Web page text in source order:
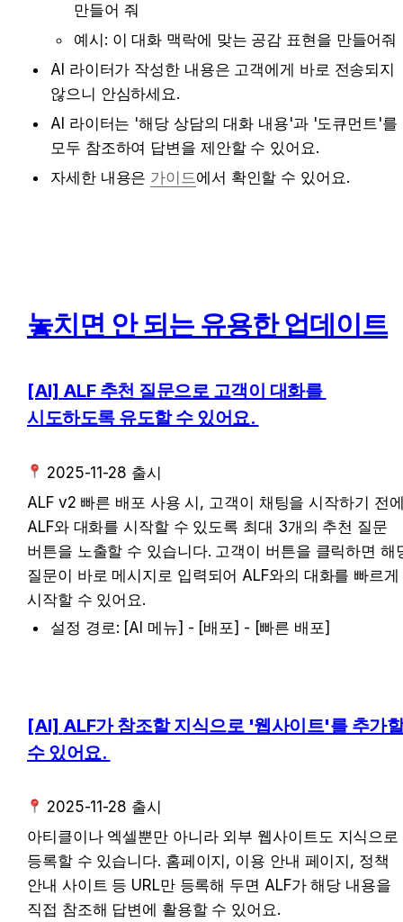
만들어 줘
예시: 이 대화 맥락에 맞는 공감 표현을 만들어
AI 라이터가 작성한 내용은 고객에게 바로 전송되지
않으니 안심하세요.
AI 라이터는 '해당 상담의 대화 내용'과 '도큐먼트'를
모두 참조하여 답변을 제안할 수 있어요.
자세한 내용은 가이드에서 확인할 수 있어요.
놓치면 안 되는 유용한 업데이트
[AI] ALF 추천 질문으로 고객이 대화를
시도하도록 유도할 수 있어요.
2025-11-28 출시
ALF v2 빠른 배포 사용 시, 고객이 채팅을 시작하기 전
ALF와 대화를 시작할 수 있도록 최대 3개의 추천 질문
버튼을 노출할 수 있습니다. 고객이 버튼을 클릭하면 해
질문이 바로 메시지로 입력되어 ALF와의 대화를 빠르게
시작할 수 있어요.
설정 경로: [AI 메뉴] - [배포] - [빠른 배포]
[AI] ALF가 참조할 지식으로 '웹사이트'를 추가할
수 있어요.
2025-11-28 출시
아티클이나 엑셀뿐만 아니라 외부 웹사이트도 지식으로
등록할 수 있습니다. 홈페이지, 이용 안내 페이지, 정책
안내 사이트 등 URL만 등록해 두면 ALF가 해당 내용을
직접 참조해 답변에 활용할 수 있어요.